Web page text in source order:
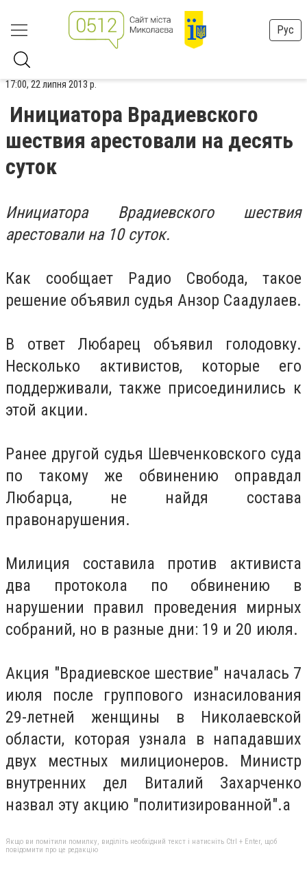
Рус
17:00, 22 липня 2013 р.
Инициатора Врадиевского
шествия арестовали на десять
суток
Инициатора Врадиевского шествия
арестовали на 10 суток.
Как сообщает Радио Свобода, такое
решение объявил судья Анзор Саадулаев.
В ответ Любарец объявил голодовку.
Несколько активистов, которые его
поддерживали, также присоединились к
этой акции.
Ранее другой судья Шевченковского суда
по такому же обвинению оправдал
Любарца, не найдя состава
правонарушения.
Милиция составила против активиста
два протокола по обвинению в
нарушении правил проведения мирных
собраний, но в разные дни: 19 и 20 июля.
Акция "Врадиевское шествие" началась 7
июля после группового изнасилования
29-летней женщины в Николаевской
области, которая узнала в нападавших
двух местных милиционеров. Министр
внутренних дел Виталий Захарченко
назвал эту акцию "политизированной".a
Якщо ви помітили помилку, виділіть необхідний текст і натисніть Ctrl + Enter, щоб
повідомити про це редакцію